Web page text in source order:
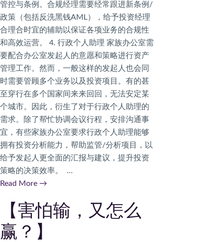
管控与条例。合规经理需要经常跟进新条例/
政策（包括反洗黑钱AML），给予投资经理
合理合时宜的辅助以保证各项业务的合规性
和高效运营。 4. 行政个人助理 家族办公室需
要配合办公室发起人的意愿和策略进行资产
管理工作。然而，一般这样的发起人也会同
时需要管顾多个业务以及投资项目。有的甚
至穿行在多个国家间来来回回，无法安定某
个城市。因此，衍生了对于行政个人助理的
需求。除了帮忙协调会议行程，安排沟通事
宜，有些家族办公室要求行政个人助理能够
拥有投资分析能力，帮助监管/分析项目，以
给予发起人更全面的汇报与建议，提升投资
策略的决策效率。 …
Read More →
【害怕输，又怎么
赢？】